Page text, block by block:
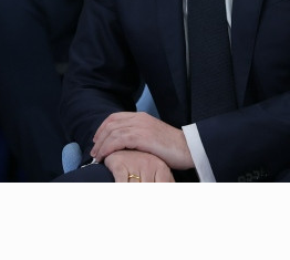
ბაქოში გამართულ
სიტყვით…
10/05/2022